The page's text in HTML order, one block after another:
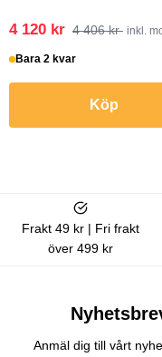
4 120 kr 4 406 kr inkl.
Bara 2 kvar
Köp
Frakt 49 kr | Fri frakt
över 499 kr
Anmäl dig till vårt